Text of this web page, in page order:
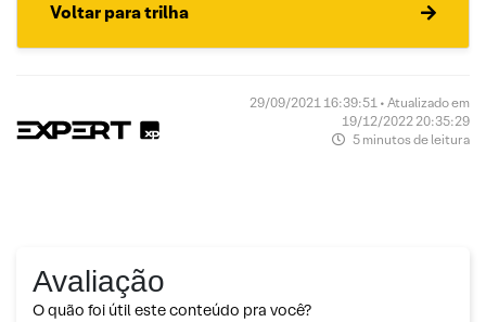
Voltar para trilha
29/09/2021 16:39:51 • Atualizado em
19/12/2022 20:35:29
5 minutos de leitura
Avaliação
O quão foi útil este conteúdo pra você?